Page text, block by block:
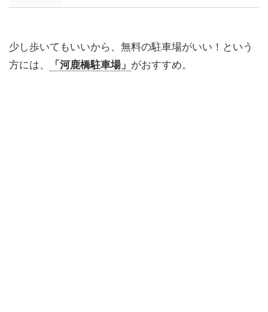
少し歩いてもいいから、無料の駐車場がいい！という
方には、
「河鹿橋駐車場」 がおすすめ。